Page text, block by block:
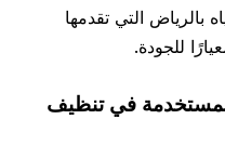
التي تقدمها
للجودة.
في تنظيف